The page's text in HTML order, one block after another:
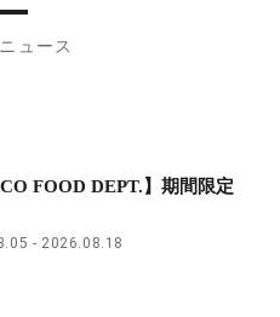
ュース
FOOD DEPT.】期間限定
2026.08.18